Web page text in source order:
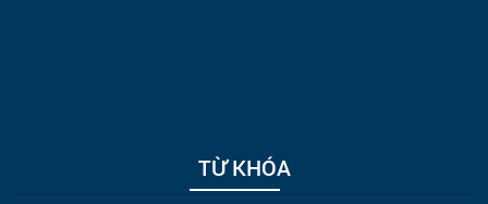
TỪ KHÓA